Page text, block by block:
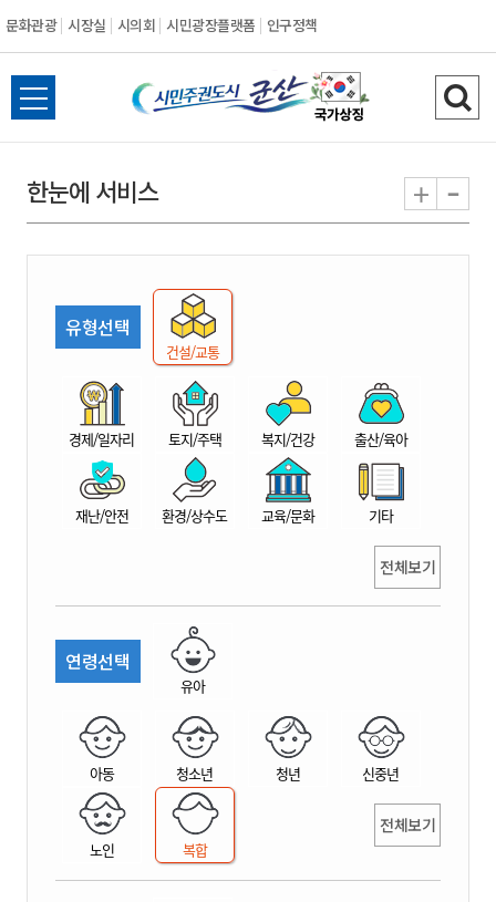
문화관광 시장실 시의회 시민광장플랫폼 인구정책
시
민
권
도
시
산
전
체
뉴
열
검
색
기
한눈에 서비스 + -
유형선택
건설/교통
경제/일자리 토지/주택 복지/건강 출산/육아
재난/안전 환경/상수도 교육/문화 기타
전체보기
연령선택
유아
아동 청소년 청년 신중년
노인 복합
전체보기